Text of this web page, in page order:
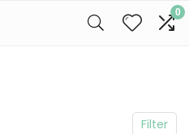
0
Filter